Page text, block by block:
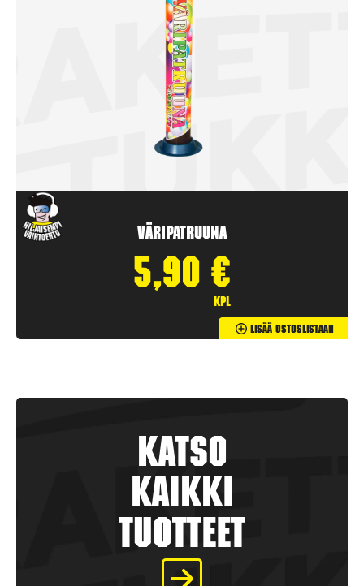
Väripatruuna
5,90 €
kpl
Lisää Ostoslistaan
Katso
kaikki
tuotteet